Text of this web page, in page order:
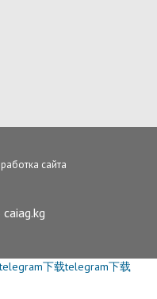
сайта
telegram下载telegram下载